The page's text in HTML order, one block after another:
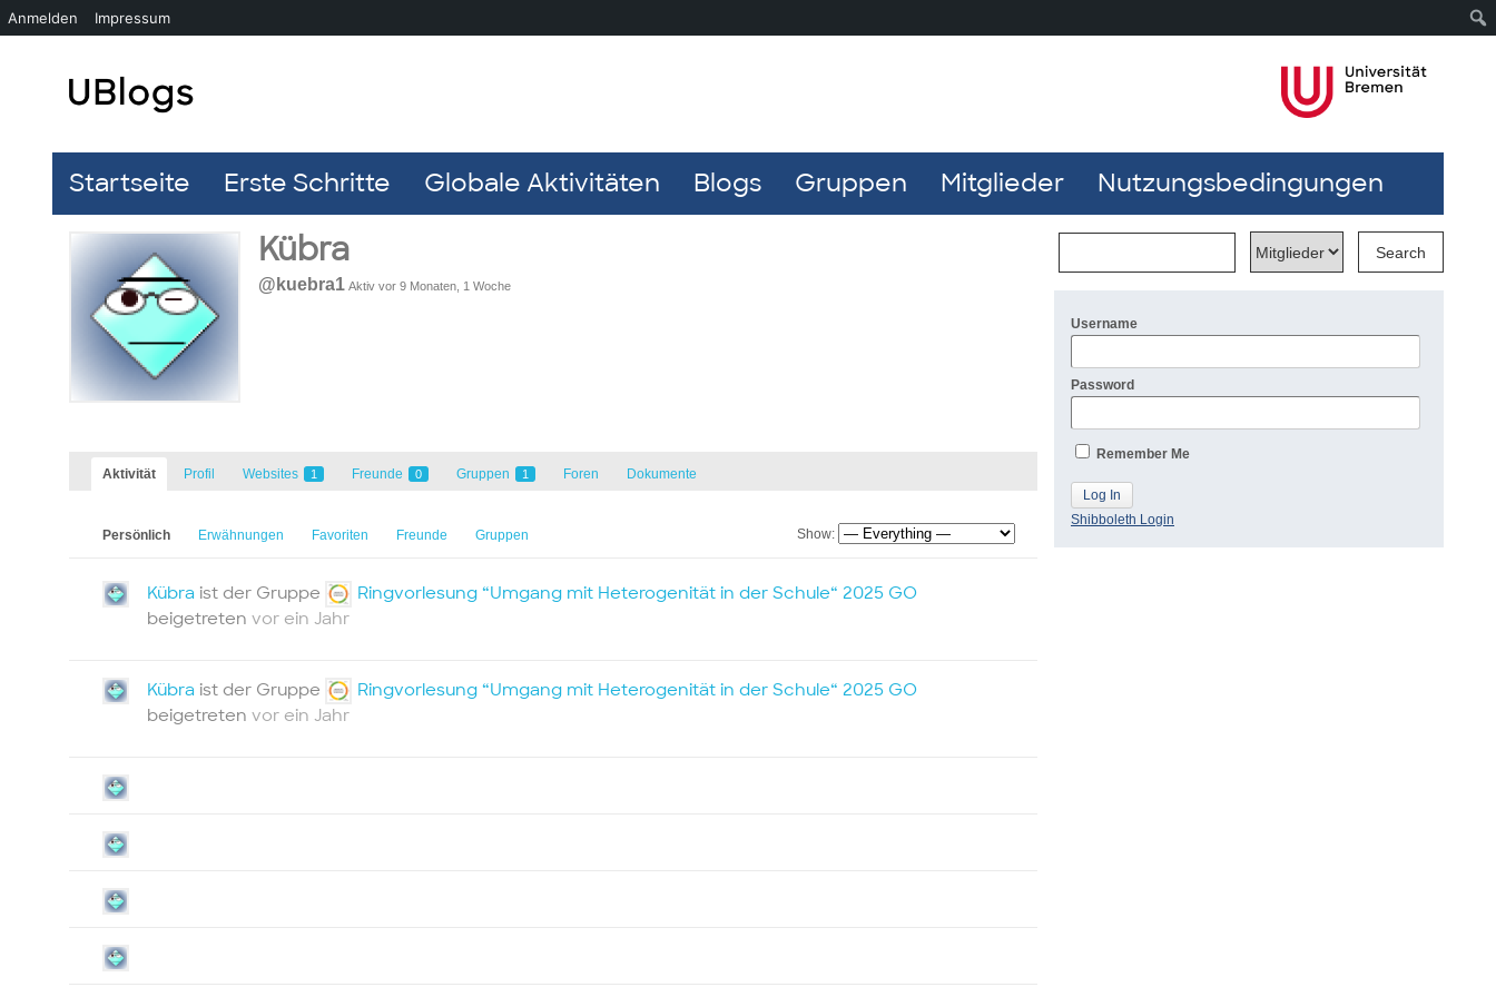
Startseite Erste Schritte Globale Aktivitäten Blogs Gruppen Mitglieder Nutzungsbedingungen
Kübra
@kuebra1 Aktiv vor 9 Monaten, 1 Woche
Aktivität Profil Websites 1 Freunde 0 Gruppen 1 Foren Dokumente
Persönlich Erwähnungen Favoriten Freunde Gruppen Show:
Kübra ist der Gruppe
Ringvorlesung “Umgang mit Heterogenität in der Schule“ 2025 GO
beigetreten vor ein Jahr
Kübra ist der Gruppe
Ringvorlesung “Umgang mit Heterogenität in der Schule“ 2025 GO
beigetreten vor ein Jahr
Username
Password
Remember Me
Shibboleth Login
Anmelden Impressum